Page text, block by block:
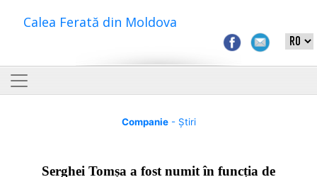
Calea Ferată din Moldova
Companie- Știri
Serghei Tomșa a fost numit în funcția de